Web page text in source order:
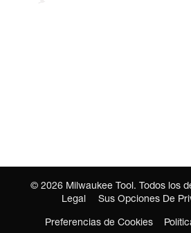
© 2026 Milwaukee Tool. Todos los
Legal
Sus Opciones De
Preferencias de Cookies